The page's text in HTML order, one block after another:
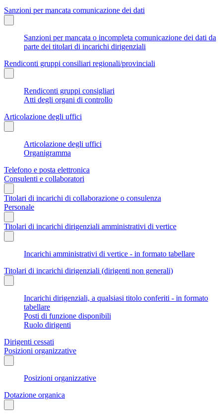
Sanzioni per mancata comunicazione dei dati
Sanzioni per mancata o incompleta comunicazione dei dati da
parte dei titolari di incarichi dirigenziali
Rendiconti gruppi consiliari regionali/provinciali
Rendiconti gruppi consigliari
Atti degli organi di controllo
Articolazione degli uffici
Articolazione degli uffici
Organigramma
Telefono e posta elettronica
Consulenti e collaboratori
Titolari di incarichi di collaborazione o consulenza
Personale
Titolari di incarichi dirigenziali amministrativi di vertice
Incarichi amministrativi di vertice - in formato tabellare
Titolari di incarichi dirigenziali (dirigenti non generali)
Incarichi dirigenziali, a qualsiasi titolo conferiti - in formato
tabellare
Posti di funzione disponibili
Ruolo dirigenti
Dirigenti cessati
Posizioni organizzative
Posizioni organizzative
Dotazione organica